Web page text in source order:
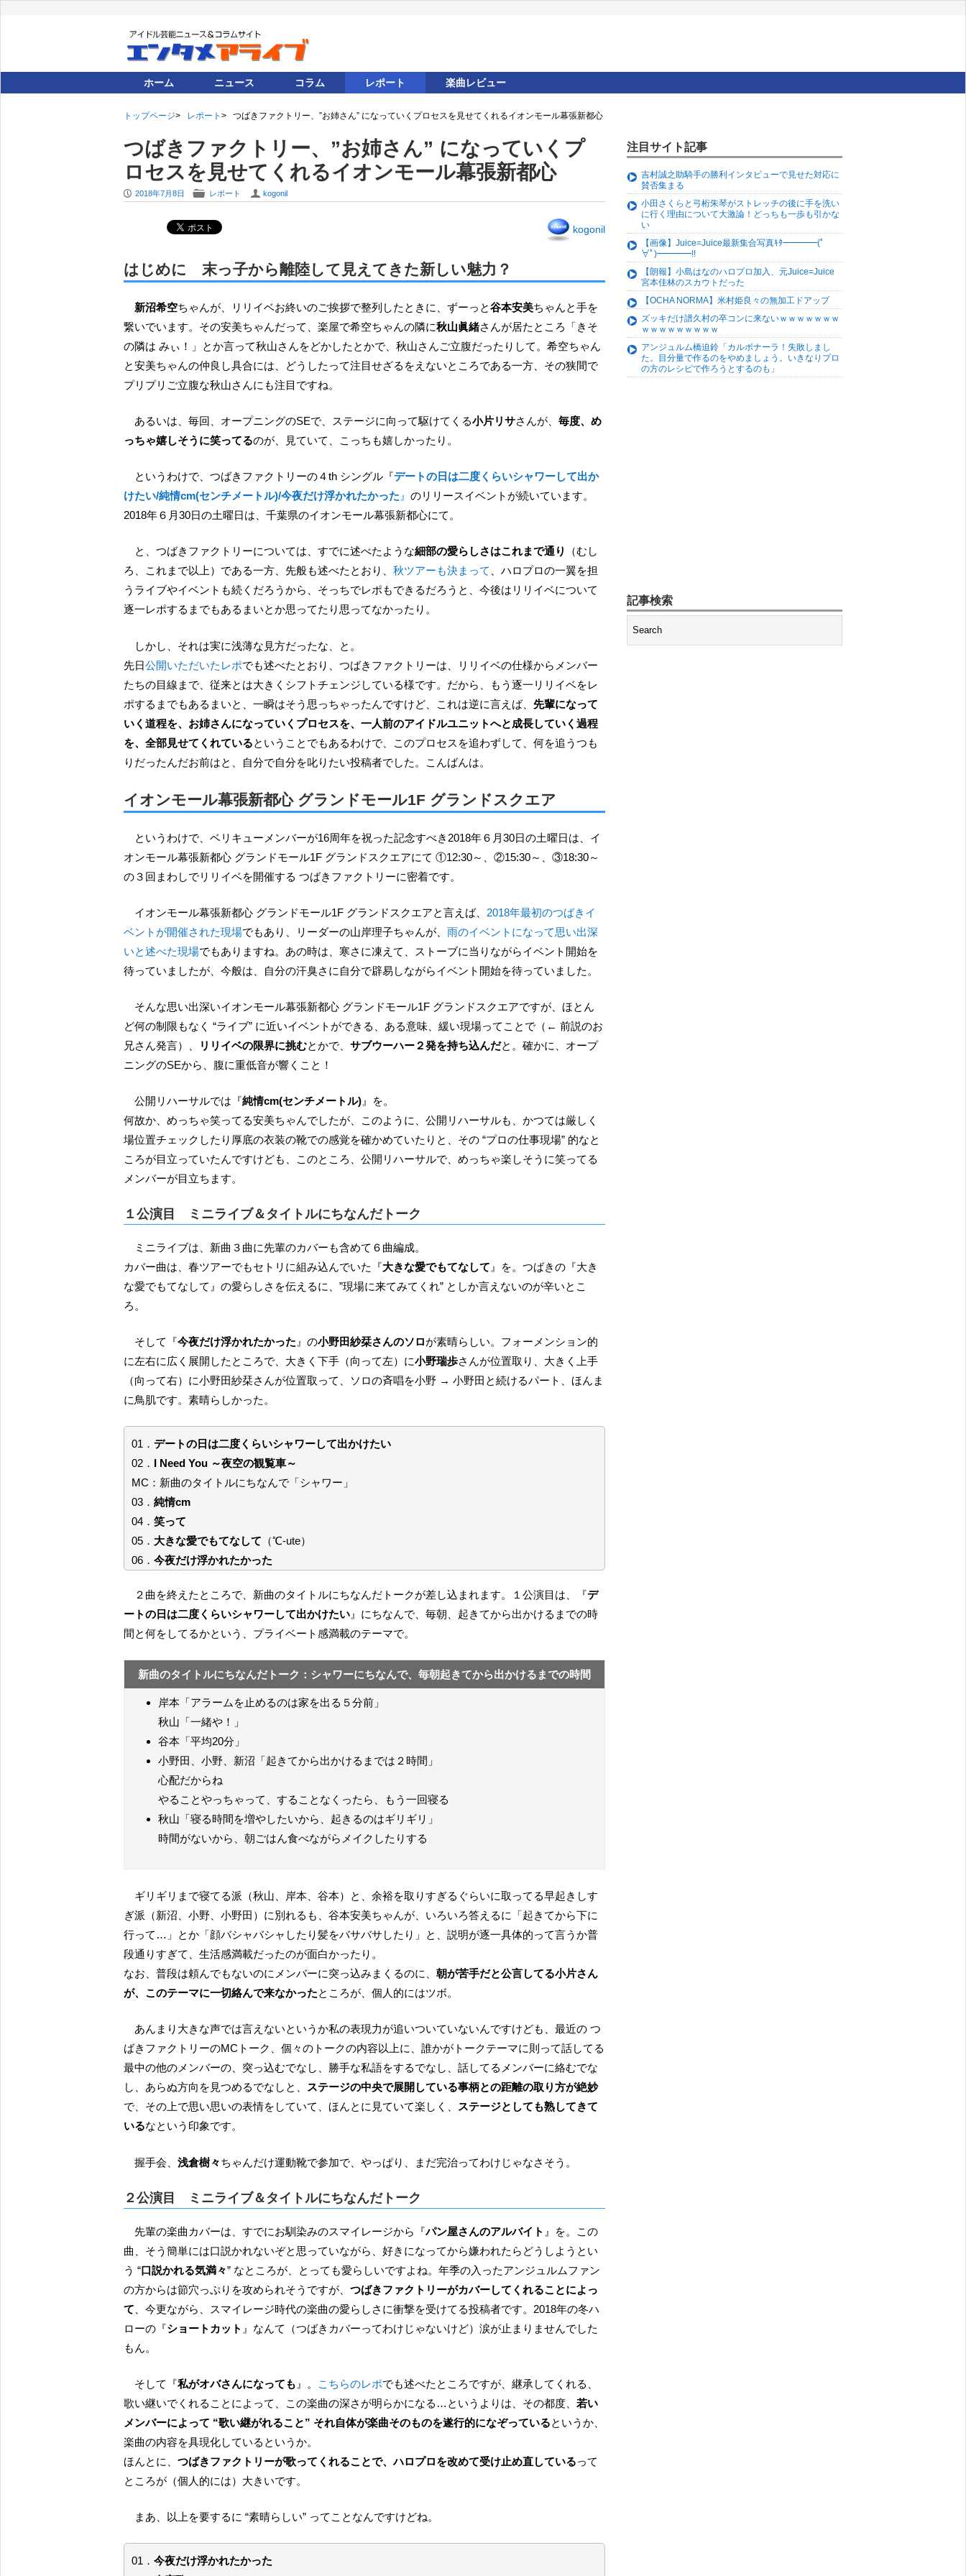
ホーム ニュース コラム レポート 楽曲レビュー
トップページ レポート つばきファクトリー、”お姉さん” になっていくプロセスを見せてくれるイオンモール幕張新都心
つばきファクトリー、”お姉さん” になっていくプ
ロセスを見せてくれるイオンモール幕張新都心
P 2018年7月8日 F レポート U kogonil
kogonil
はじめに 末っ子から離陸して見えてきた新しい魅力？
新沼希空ちゃんが、リリイベお終いのご挨拶で整列したときに、ずーっと谷本安美ちゃんと手を
繋いでいます。その安美ちゃんだって、楽屋で希空ちゃんの隣に秋山眞緒さんが居たところ「きそ
の隣は みぃ！」とか言って秋山さんをどかしたとかで、秋山さんご立腹だったりして。希空ちゃん
と安美ちゃんの仲良し具合には、どうしたって注目せざるをえないところである一方、その狭間で
プリプリご立腹な秋山さんにも注目ですね。
あるいは、毎回、オープニングのSEで、ステージに向って駆けてくる小片リサさんが、毎度、め
っちゃ嬉しそうに笑ってるのが、見ていて、こっちも嬉しかったり。
というわけで、つばきファクトリーの４th シングル『デートの日は二度くらいシャワーして出か
けたい/純情cm(センチメートル)/今夜だけ浮かれたかった 』 のリリースイベントが続いています。
2018年６月30日の土曜日は、千葉県のイオンモール幕張新都心にて。
と、つばきファクトリーについては、すでに述べたような細部の愛らしさはこれまで通り
（むし
ろ、これまで以上）である一方、先般も述べたとおり、 秋ツアーも決まって 、ハロプロの一翼を担
うライブやイベントも続くだろうから、そっちでレポもできるだろうと、今後はリリイベについて
逐一レポするまでもあるまいとか思ってたり思ってなかったり。
しかし、それは実に浅薄な見方だったな、と。
先日公開いただいたレポでも述べたとおり、つばきファクトリーは、リリイベの仕様からメンバー
たちの目線まで、従来とは大きくシフトチェンジしている様です。だから、もう逐一リリイベをレ
ポするまでもあるまいと、一瞬はそう思っちゃったんですけど、これは逆に言えば、 先輩になって
いく道程を、お姉さんになっていくプロセスを、一人前のアイドルユニットへと成長していく過程
を、全部見せてくれているということでもあるわけで、このプロセスを追わずして、何を追うつも
りだったんだお前はと、自分で自分を叱りたい投稿者でした。こんばんは。
イオンモール幕張新都心 グランドモール1F グランドスクエア
というわけで、ベリキューメンバーが16周年を祝った記念すべき2018年６月30日の土曜日は、イ
オンモール幕張新都心 グランドモール1F グランドスクエアにて ①12:30～、②15:30～、③18:30～
の３回まわしでリリイベを開催する つばきファクトリーに密着です。
イオンモール幕張新都心 グランドモール1F グランドスクエアと言えば、 2018年最初のつばきイ
ベントが開催された現場でもあり、リーダーの山岸理子ちゃんが、 雨のイベントになって思い出深
いと述べた現場でもありますね。あの時は、寒さに凍えて、ストーブに当りながらイベント開始を
待っていましたが、今般は、自分の汗臭さに自分で辟易しながらイベント開始を待っていました。
そんな思い出深いイオンモール幕張新都心 グランドモール1F グランドスクエアですが、ほとん
ど何の制限もなく “ライブ” に近いイベントができる、ある意味、緩い現場ってことで（← 前説のお
兄さん発言）、
リリイベの限界に挑むとかで、 サブウーハー２発を持ち込んだと。確かに、オープ
ニングのSEから、腹に重低音が響くこと！
公開リハーサルでは『純情cm(センチメートル) 』を。
何故か、めっちゃ笑ってる安美ちゃんでしたが、このように、公開リハーサルも、かつては厳しく
場位置チェックしたり厚底の衣装の靴での感覚を確かめていたりと、その “プロの仕事現場” 的なと
ころが目立っていたんですけども、このところ、公開リハーサルで、めっちゃ楽しそうに笑ってる
メンバーが目立ちます。
１公演目 ミニライブ＆タイトルにちなんだトーク
ミニライブは、新曲３曲に先輩のカバーも含めて６曲編成。
カバー曲は、春ツアーでもセトリに組み込んでいた『大きな愛でもてなして 』を。つばきの『大き
な愛でもてなして』の愛らしさを伝えるに、”現場に来てみてくれ” としか言えないのが辛いとこ
ろ。
そして『今夜だけ浮かれたかった 』の小野田紗栞さんのソロが素晴らしい。フォーメンション的
に左右に広く展開したところで、大きく下手（向って左）に小野瑞歩さんが位置取り、大きく上手
（向って右）に小野田紗栞さんが位置取って、ソロの斉唱を小野 → 小野田と続けるパート、ほんま
に鳥肌です。素晴らしかった。
01． デートの日は二度くらいシャワーして出かけたい
02． I Need You ～夜空の観覧車～
MC：新曲のタイトルにちなんで「シャワー」
03． 純情cm
04． 笑って
05． 大きな愛でもてなして （℃-ute）
06． 今夜だけ浮かれたかった
２曲を終えたところで、新曲のタイトルにちなんだトークが差し込まれます。１公演目は、『デ
ートの日は二度くらいシャワーして出かけたい 』にちなんで、毎朝、起きてから出かけるまでの時
間と何をしてるかという、プライベート感満載のテーマで。
新曲のタイトルにちなんだトーク：シャワーにちなんで、毎朝起きてから出かけるまでの時間
岸本「アラームを止めるのは家を出る５分前」
秋山「一緒や！」
谷本「平均20分」
小野田、小野、新沼「起きてから出かけるまでは２時間」
心配だからね
やることやっちゃって、することなくったら、もう一回寝る
秋山「寝る時間を増やしたいから、起きるのはギリギリ」
時間がないから、朝ごはん食べながらメイクしたりする
ギリギリまで寝てる派（秋山、岸本、谷本）と、余裕を取りすぎるぐらいに取ってる早起きしす
ぎ派（新沼、小野、小野田）に別れるも、谷本安美ちゃんが、いろいろ答えるに「起きてから下に
行って…」とか「顔バシャバシャしたり髪をバサバサしたり」と、説明が逐一具体的って言うか普
段通りすぎて、生活感満載だったのが面白かったり。
なお、普段は頼んでもないのにメンバーに突っ込みまくるのに、 朝が苦手だと公言してる小片さん
が、このテーマに一切絡んで来なかったところが、個人的にはツボ。
あんまり大きな声では言えないというか私の表現力が追いついていないんですけども、最近の つ
ばきファクトリーのMCトーク、個々のトークの内容以上に、誰かがトークテーマに則って話してる
最中の他のメンバーの、突っ込むでなし、勝手な私語をするでなし、話してるメンバーに絡むでな
し、あらぬ方向を見つめるでなしと、 ステージの中央で展開している事柄との距離の取り方が絶妙
で、その上で思い思いの表情をしていて、ほんとに見ていて楽しく、 ステージとしても熟してきて
いるなという印象です。
握手会、浅倉樹々ちゃんだけ運動靴で参加で、やっぱり、まだ完治ってわけじゃなさそう。
２公演目 ミニライブ＆タイトルにちなんだトーク
先輩の楽曲カバーは、すでにお馴染みのスマイレージから『パン屋さんのアルバイト 』を。この
曲、そう簡単には口説かれないぞと思っていながら、好きになってから嫌われたらどうしようとい
う “口説かれる気満々” なところが、とっても愛らしいですよね。年季の入ったアンジュルムファン
の方からは節穴っぷりを攻められそうですが、 つばきファクトリーがカバーしてくれることによっ
て 、今更ながら、スマイレージ時代の楽曲の愛らしさに衝撃を受けてる投稿者です。2018年の冬ハ
ローの『ショートカット 』なんて（つばきカバーってわけじゃないけど）涙が止まりませんでした
もん。
そして『私がオバさんになっても 』。 こちらのレポでも述べたところですが、継承してくれる、
歌い継いでくれることによって、この楽曲の深さが明らかになる…というよりは、その都度、 若い
メンバーによって “歌い継がれること” それ自体が楽曲そのものを遂行的になぞっているというか、
楽曲の内容を具現化しているというか。
ほんとに、 つばきファクトリーが歌ってくれることで、ハロプロを改めて受け止め直しているって
ところが（個人的には）大きいです。
まあ、以上を要するに “素晴らしい” ってことなんですけどね。
01． 今夜だけ浮かれたかった
注目サイト記事
吉村誠之助騎手の勝利インタビューで見せた対応に
賛否集まる
小田さくらと弓桁朱琴がストレッチの後に手を洗い
に行く理由について大激論！どっちも一歩も引かな
い
【画像】Juice=Juice最新集合写真ｷﾀ━━━━(ﾟ
∀ﾟ)━━━━!!
【朗報】小島はなのハロプロ加入、元Juice=Juice
宮本佳林のスカウトだった
【OCHA NORMA】米村姫良々の無加工ドアップ
ズッキだけ譜久村の卒コンに来ないｗｗｗｗｗｗｗ
ｗｗｗｗｗｗｗｗｗ
アンジュルム橋迫鈴「カルボナーラ！失敗しまし
た。目分量で作るのをやめましょう。いきなりプロ
の方のレシピで作ろうとするのも」
記事検索